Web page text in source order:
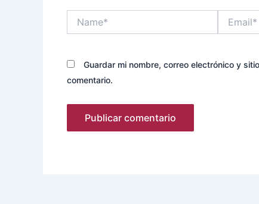
Guardar mi nombre, correo electrónico y
comentario.